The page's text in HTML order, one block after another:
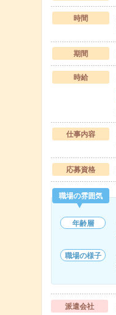
時間
期間
時給
仕事内容
応募資格
職場の雰囲気
年齢層
職場の様子
派遣会社